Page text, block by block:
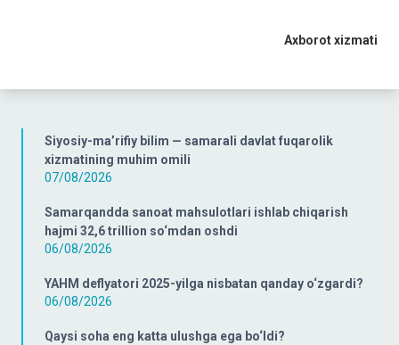
Siyosiy-ma’rifiy bilim — samarali davlat fuqarolik
xizmatining muhim omili
07/08/2026
Samarqandda sanoat mahsulotlari ishlab chiqarish
hajmi 32,6 trillion so‘mdan oshdi
06/08/2026
YAHM deflyatori 2025-yilga nisbatan qanday o‘zgardi?
06/08/2026
Qaysi soha eng katta ulushga ega bo‘ldi?
Axborot xizmati